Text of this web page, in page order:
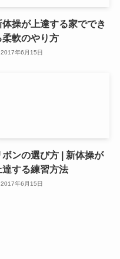
体操が上達する家ででき
柔軟のやり方
2017年6月15日
ボンの選び方 | 新体操が
達する練習方法
2017年6月15日